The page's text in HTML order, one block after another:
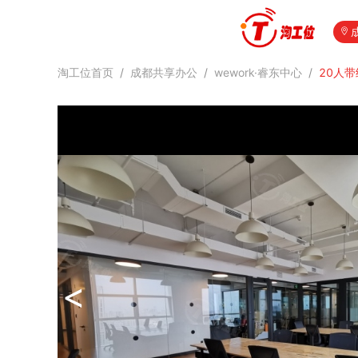
淘工位首页 / 成都共享办公 / wework·睿东中心 / 20人带
<